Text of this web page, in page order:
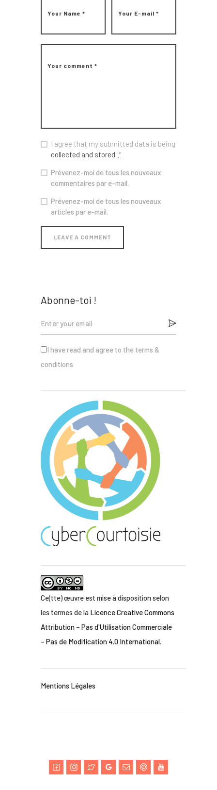
I agree that my submitted data is being
collected and stored. *
Prévenez-moi de tous les nouveaux
commentaires par e-mail.
Prévenez-moi de tous les nouveaux
articles par e-mail.
Abonne-toi !
I have read and agree to the terms &
conditions
Ce(tte) œuvre est mise à disposition selon
les termes de la Licence Creative Commons
Attribution – Pas d'Utilisation Commerciale
– Pas de Modification 4.0 International.
Mentions Légales